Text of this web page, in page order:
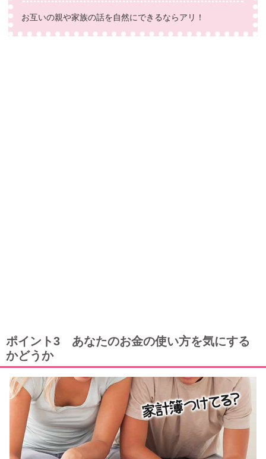
お互いの親や家族の話を自然にできるならアリ！
ポイント3 あなたのお金の使い方を気にする
かどうか